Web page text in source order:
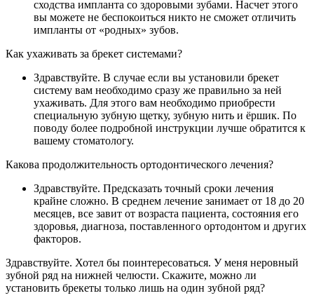
сходства импланта со здоровыми зубами. Насчет этого
вы можете не беспокоиться никто не сможет отличить
импланты от «родных» зубов.
Как ухаживать за брекет системами?
Здравствуйте. В случае если вы установили брекет
систему вам необходимо сразу же правильно за ней
ухаживать. Для этого вам необходимо приобрести
специальную зубную щетку, зубную нить и ёршик. По
поводу более подробной инструкции лучше обратится к
вашему стоматологу.
Какова продолжительность ортодонтического лечения?
Здравствуйте. Предсказать точный сроки лечения
крайне сложно. В среднем лечение занимает от 18 до 20
месяцев, все завит от возраста пациента, состояния его
здоровья, диагноза, поставленного ортодонтом и других
факторов.
Здравствуйте. Хотел бы поинтересоваться. У меня неровный
зубной ряд на нижней челюсти. Скажите, можно ли
установить брекеты только лишь на один зубной ряд?